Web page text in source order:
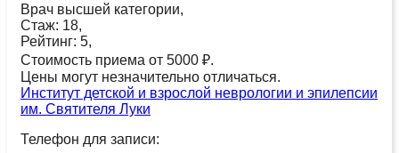
Врач высшей категории,
Стаж: 18,
Рейтинг: 5,
Стоимость приема от 5000 ₽.
Цены могут незначительно отличаться.
Институт детской и взрослой неврологии и эпилепсии
им. Святителя Луки
Телефон для записи: